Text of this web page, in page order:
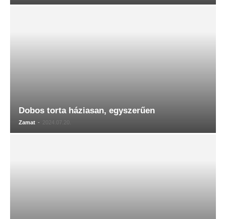
Dobos torta háziasan, egyszerűen
Zamat - 2024.07.20.